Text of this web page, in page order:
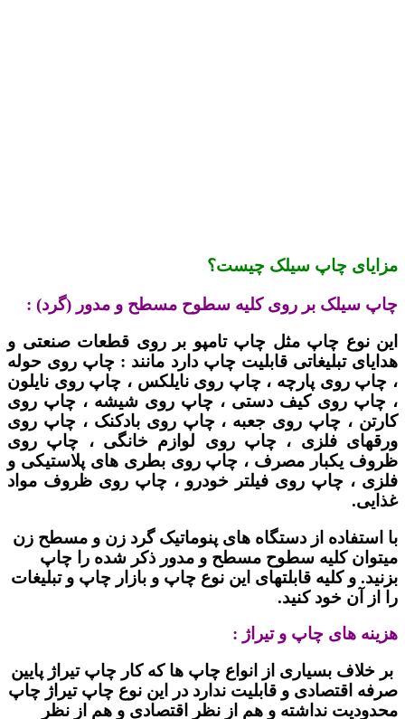
مزایای چاپ سیلک چیست؟
چاپ سیلک بر روی کلیه سطوح مسطح و مدور (گرد) :
این نوع چاپ مثل چاپ تامپو بر روی قطعات صنعتی و
هدایای تبلیغاتی قابلیت چاپ دارد مانند : چاپ روی حوله
، چاپ روی پارچه ، چاپ روی نایلکس ، چاپ روی نایلون
، چاپ روی کیف دستی ، چاپ روی شیشه ، چاپ روی
کارتن ، چاپ روی جعبه ، چاپ روی بادکنک ، چاپ روی
ورقهای فلزی ، چاپ روی لوازم خانگی ، چاپ روی
ظروف یکبار مصرف ، چاپ روی بطری های پلاستیکی و
فلزی ، چاپ روی فیلتر خودرو ، چاپ روی ظروف مواد
غذایی.
با استفاده از دستگاه های پنوماتیک گرد زن و مسطح زن
میتوان کلیه سطوح مسطح و مدور ذکر شده را چاپ
بزنید. و کلیه قابلتهای این نوع چاپ و بازار چاپ و تبلیغات
را از آن خود کنید.
هزینه های چاپ و تیراژ :
بر خلاف بسیاری از انواع چاپ ها که کار چاپ تیراژ پایین
صرفه اقتصادی و قابلیت ندارد در این نوع چاپ تیراژ چاپ
محدودیت نداشته و هم از نظر اقتصادی و هم از نظر